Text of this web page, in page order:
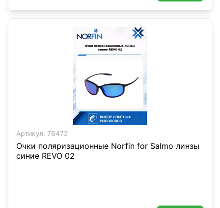
Артикул: 76472
Очки поляризационные Norfin for Salmo линзы
синие REVO 02